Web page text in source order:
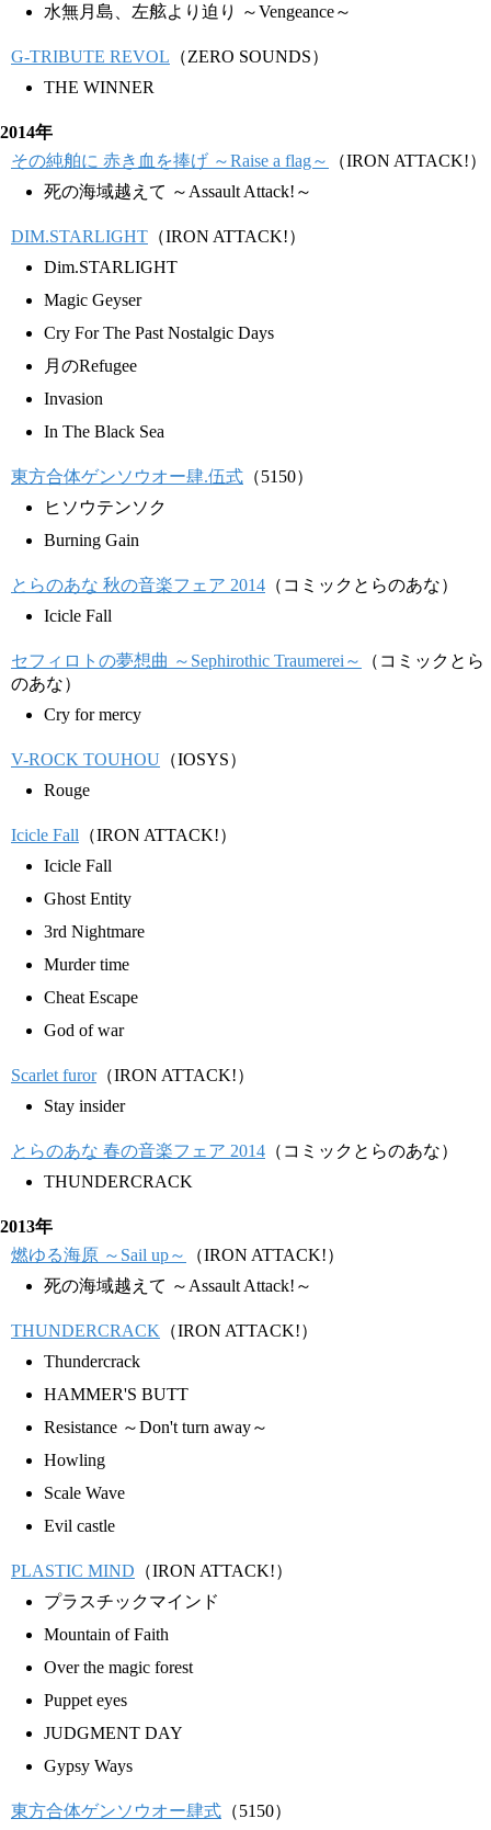
水無月島、左舷より迫り ～Vengeance～
G-TRIBUTE REVOL （ZERO SOUNDS）
THE WINNER
2014年
その純舶に 赤き血を捧げ ～Raise a flag～
（IRON ATTACK!）
死の海域越えて ～Assault Attack!～
DIM.STARLIGHT （IRON ATTACK!）
Dim.STARLIGHT
Magic Geyser
Cry For The Past Nostalgic Days
月のRefugee
Invasion
In The Black Sea
東方合体ゲンソウオー肆.伍式 （5150）
ヒソウテンソク
Burning Gain
とらのあな 秋の音楽フェア 2014 （コミックとらのあな）
Icicle Fall
セフィロトの夢想曲 ～Sephirothic Traumerei～
（コミックとら
のあな）
Cry for mercy
V-ROCK TOUHOU （IOSYS）
Rouge
Icicle Fall （IRON ATTACK!）
Icicle Fall
Ghost Entity
3rd Nightmare
Murder time
Cheat Escape
God of war
Scarlet furor（IRON ATTACK!）
Stay insider
とらのあな 春の音楽フェア 2014 （コミックとらのあな）
THUNDERCRACK
2013年
燃ゆる海原 ～Sail up～
（IRON ATTACK!）
死の海域越えて ～Assault Attack!～
THUNDERCRACK （IRON ATTACK!）
Thundercrack
HAMMER'S BUTT
Resistance ～Don't turn away～
Howling
Scale Wave
Evil castle
PLASTIC MIND （IRON ATTACK!）
プラスチックマインド
Mountain of Faith
Over the magic forest
Puppet eyes
JUDGMENT DAY
Gypsy Ways
東方合体ゲンソウオー肆式 （5150）